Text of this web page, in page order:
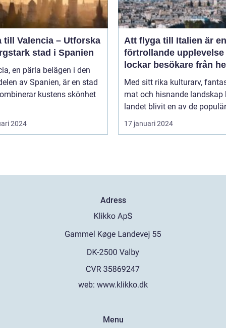
till Valencia – Utforska
stad i Spanien
en pärla belägen i den
av Spanien, är en stad
kustens skönhet
2024
Att flyga till Italien är en
förtrollande upplevelse
lockar besökare från
världen
Med sitt rika kulturarv,
mat och hisnande landskap
landet blivit en av de
17 januari 2024
Adress
web: www.klikko.dk
Menu